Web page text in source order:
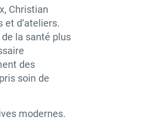
Christian
et d’ateliers.
la santé plus
des
soin de
modernes.